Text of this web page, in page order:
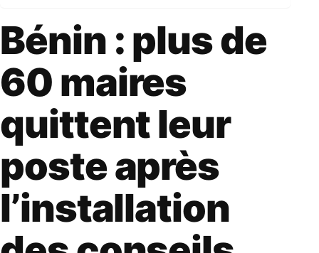
Bénin : plus de
60 maires
quittent leur
poste après
l’installation